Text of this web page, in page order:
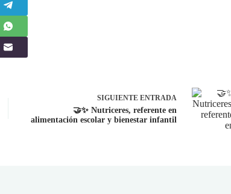
SIGUIENTE ENTRADA
🤝✨ Nutriceres, referente en
alimentación escolar y bienestar infantil